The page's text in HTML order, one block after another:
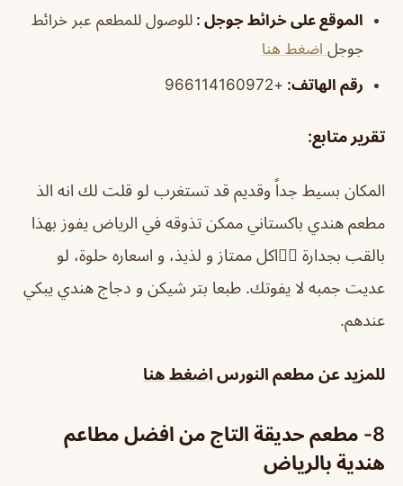
الموقع على خرائط جوجل : للوصول للمطعم عبر خرائط
جوجل اضغط هنا
رقم الهاتف: +966114160972
تقرير متابع:
المكان بسيط جداً وقديم قد تستغرب لو قلت لك انه الذ
مطعم هندي باكستاني ممكن تذوقه في الرياض يفوز بهذا
بالقب بجدارة 👌🏽اكل ممتاز و لذيذ، و اسعاره حلوة، لو
عديت جمبه لا يفوتك. طبعا بتر شيكن و دجاج هندي يبكي
عندهم.
للمزيد عن مطعم النورس اضغط هنا
8- مطعم حديقة التاج من افضل مطاعم
هندية بالرياض